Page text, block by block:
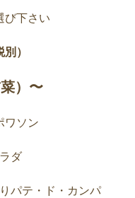
び下さい
）
）〜
ワソン
ダ
パテ・ド・カンパ